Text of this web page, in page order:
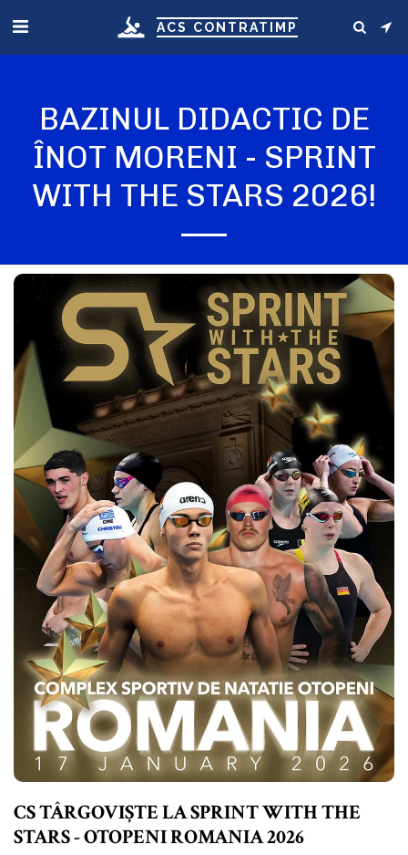
ACS CONTRATIMP
BAZINUL DIDACTIC DE
ÎNOT MORENI - SPRINT
WITH THE STARS 2026!
CS TÂRGOVIȘTE LA SPRINT WITH THE
STARS - OTOPENI ROMANIA 2026